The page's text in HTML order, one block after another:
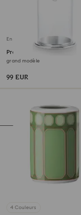
En rupture de stock
Présentoir Cloche de verre
grand modèle
99 EUR
4 Couleurs